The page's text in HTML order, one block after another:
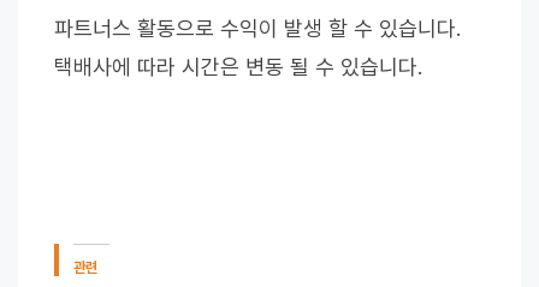
파트너스 활동으로 수익이 발생 할 수 있습니다.
택배사에 따라 시간은 변동 될 수 있습니다.
관련